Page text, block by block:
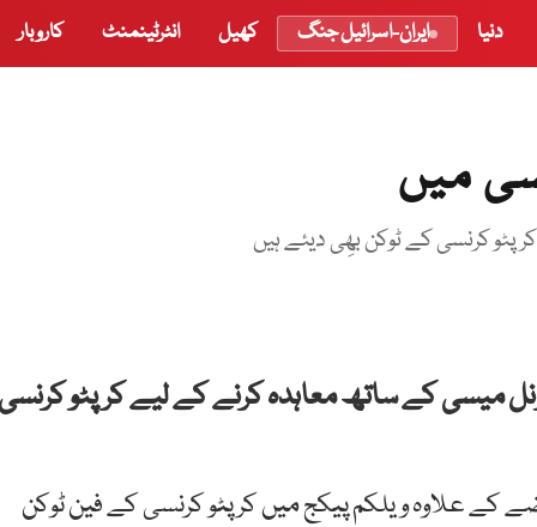
دنیا ایران-اسرائیل جنگ کھیل انٹرٹینمنٹ کاروبار
میں
کرنسی کے ٹوکن بھِی دیئے ہیں
میسیکےساتھمعاہدہکرنےکےلیےکرپٹو
علاوہ ویلکم پیکج میں کرپٹو کرنسی کے فین ٹوکن